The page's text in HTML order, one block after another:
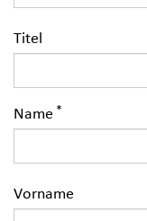
Titel
Name
Vorname